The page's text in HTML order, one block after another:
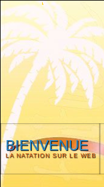
BIENVENUE
LA NATATION SUR LE WEB